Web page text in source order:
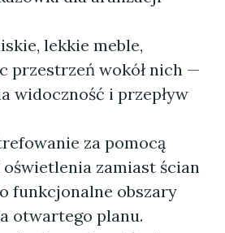
lekkie meble,
przestrzeń wokół nich —
widoczność i przepływ
za pomocą
zamiast ścian
funkcjonalne obszary
otwartego planu.